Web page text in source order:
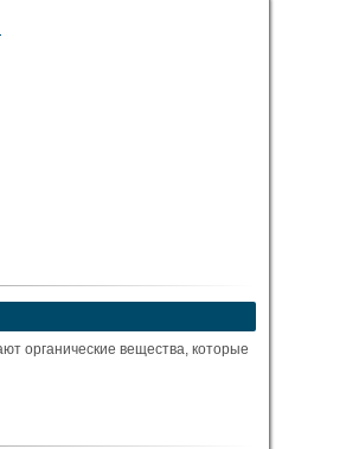
органические вещества, которые